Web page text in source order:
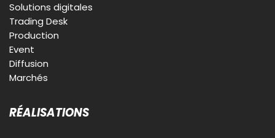
Solutions digitales
Trading Desk
Production
Event
Diffusion
Marchés
RÉALISATIONS